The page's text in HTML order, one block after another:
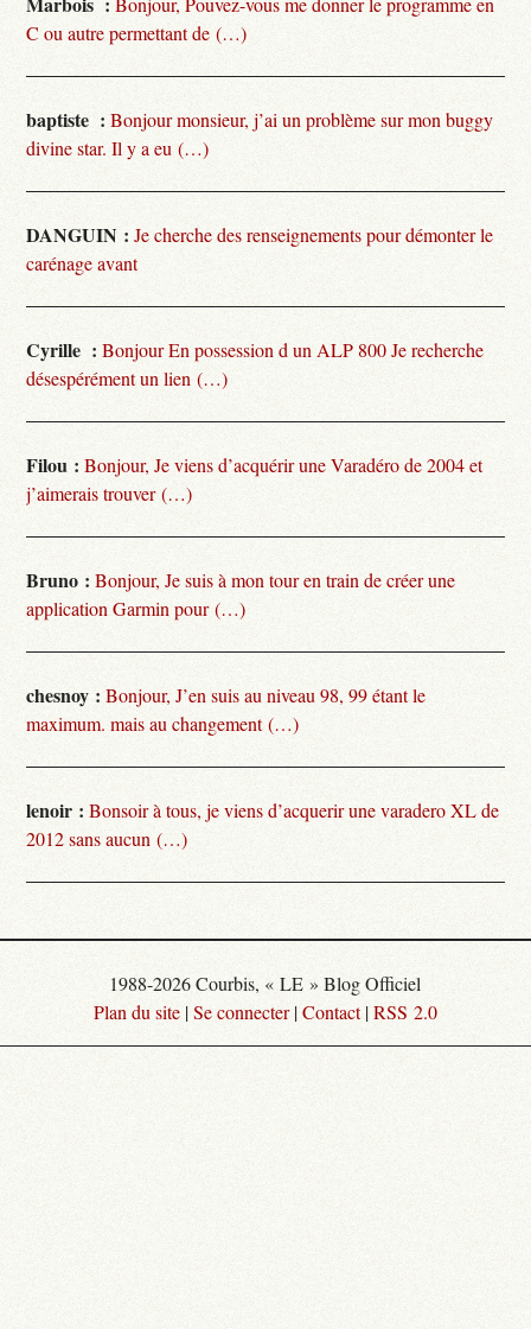
C ou autre permettant de (…)
baptiste : Bonjour monsieur, j’ai un problème sur mon buggy
divine star. Il y a eu (…)
DANGUIN : Je cherche des renseignements pour démonter le
carénage avant
Cyrille : Bonjour En possession d un ALP 800 Je recherche
désespérément un lien (…)
Filou : Bonjour, Je viens d’acquérir une Varadéro de 2004 et
j’aimerais trouver (…)
Bruno : Bonjour, Je suis à mon tour en train de créer une
application Garmin pour (…)
chesnoy : Bonjour, J’en suis au niveau 98, 99 étant le
maximum. mais au changement (…)
lenoir : Bonsoir à tous, je viens d’acquerir une varadero XL de
2012 sans aucun (…)
1988-2026 Courbis, « LE » Blog Officiel
Plan du site |Se connecter|Contact|RSS 2.0